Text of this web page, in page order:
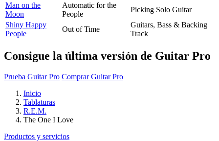
Man on the
Moon
Automatic for the
People
Picking Solo Guitar
Shiny Happy
People
Out of Time
Guitars, Bass & Backing
Track
Consigue la última versión de Guitar Pro
Prueba Guitar Pro Comprar Guitar Pro
Inicio
Tablaturas
R.E.M.
The One I Love
Productos y servicios